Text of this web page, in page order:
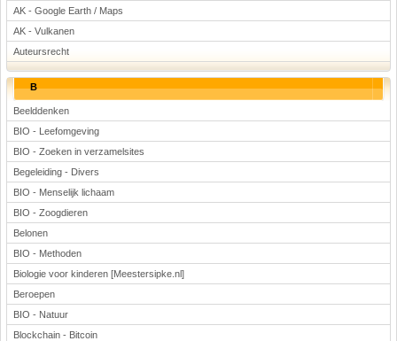
AK - Google Earth / Maps
AK - Vulkanen
Auteursrecht
B
Beelddenken
BIO - Leefomgeving
BIO - Zoeken in verzamelsites
Begeleiding - Divers
BIO - Menselijk lichaam
BIO - Zoogdieren
Belonen
BIO - Methoden
Biologie voor kinderen [Meestersipke.nl]
Beroepen
BIO - Natuur
Blockchain - Bitcoin